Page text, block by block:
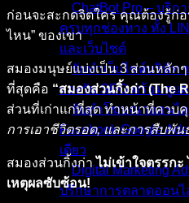
ChatBot Pro – บริก
ครบทุกช่องทาง ทั้ง
และเว็บไซต์
รับทำเว็บไซต์บริษัท
รองรับ SEO พร้อมดูแ
รับทำโฆษณาออนไล
Facebook Google
เดียว
Digital Marketing
ปรึกษาการตลาดออน
ก่อนจะสะกดจิตใคร คุณต้องรู้ก่
ไหน” ของเขา
สมองมนุษย์แบ่งเป็น 3 ส่วนหลัก
ที่สุดคือ “สมองส่วนกิ้งก่า (The
ส่วนที่เก่าแก่ที่สุด ทำหน้าที่ควบ
การเอาชีวิตรอด, และการสืบพัน
สมองส่วนกิ้งก่าไม่เข้าใจตรรกะ
เหตุผลซับซ้อน!